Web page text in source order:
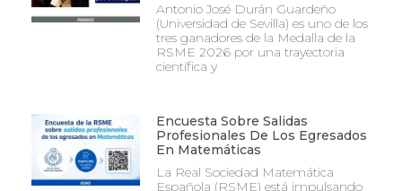
Antonio José Durán Guardeño
(Universidad de Sevilla) es uno de los
tres ganadores de la Medalla de la
RSME 2026 por una trayectoria
científica y
Encuesta Sobre Salidas
Profesionales De Los Egresados
En Matemáticas
La Real Sociedad Matemática
Española (RSME) está impulsando